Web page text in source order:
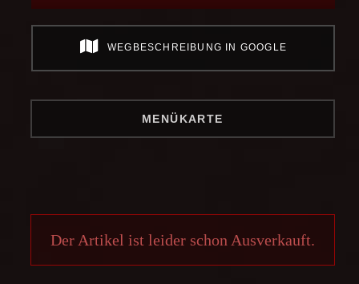
WEGBESCHREIBUNG IN GOOGLE
MENÜKARTE
Der Artikel ist leider schon Ausverkauft.